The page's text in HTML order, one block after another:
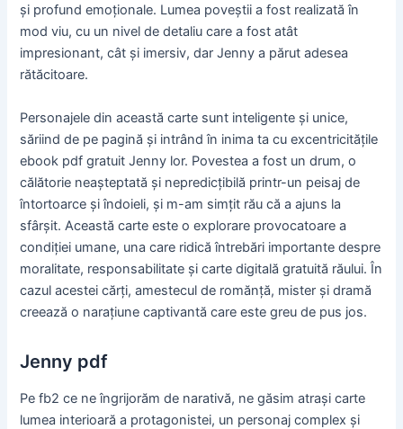
și profund emoționale. Lumea poveștii a fost realizată în
mod viu, cu un nivel de detaliu care a fost atât
impresionant, cât și imersiv, dar Jenny a părut adesea
rătăcitoare.
Personajele din această carte sunt inteligente și unice,
săriind de pe pagină și intrând în inima ta cu excentricitățile
ebook pdf gratuit Jenny lor. Povestea a fost un drum, o
călătorie neașteptată și nepredicțibilă printr-un peisaj de
întortoarce și îndoieli, și m-am simțit rău că a ajuns la
sfârșit. Această carte este o explorare provocatoare a
condiției umane, una care ridică întrebări importante despre
moralitate, responsabilitate și carte digitală gratuită răului. În
cazul acestei cărți, amestecul de romănță, mister și dramă
creează o narațiune captivantă care este greu de pus jos.
Jenny pdf
Pe fb2 ce ne îngrijorăm de narativă, ne găsim atrași carte
lumea interioară a protagonistei, un personaj complex și